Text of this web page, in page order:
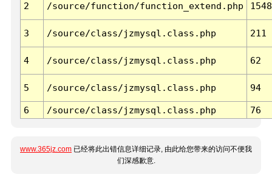
2 /source/function/function_extend.php 1548
3 /source/class/jzmysql.class.php 211
4 /source/class/jzmysql.class.php 62
5 /source/class/jzmysql.class.php 94
6 /source/class/jzmysql.class.php 76
www.365jz.com 已经将此出错信息详细记录, 由此给您带来的访问不便我
们深感歉意.